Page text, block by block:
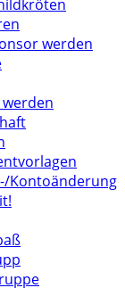
werden
Kontoänderung